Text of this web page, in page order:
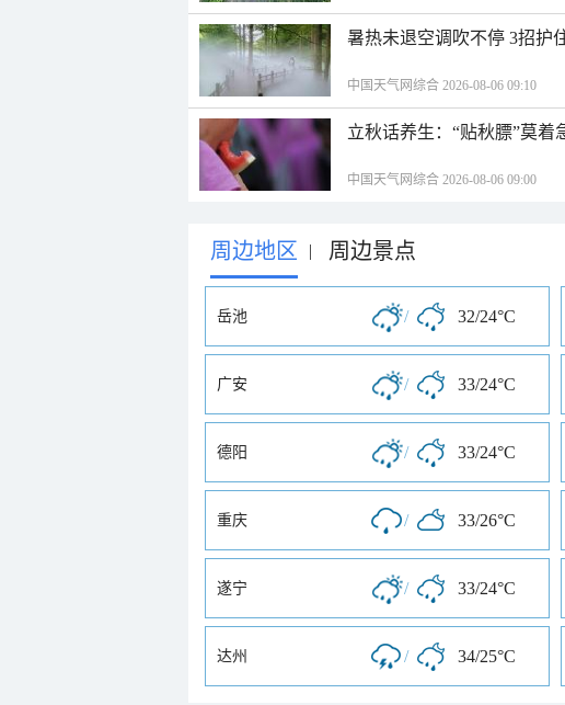
暑热未退空调吹不停 3招护
中国天气网综合 2026-08-06 09:10
立秋话养生：“贴秋膘”莫着
中国天气网综合 2026-08-06 09:00
周边地区 | 周边景点
岳池 / 32/24°C
广安 / 33/24°C
德阳 / 33/24°C
重庆 / 33/26°C
遂宁 / 33/24°C
达州 / 34/25°C